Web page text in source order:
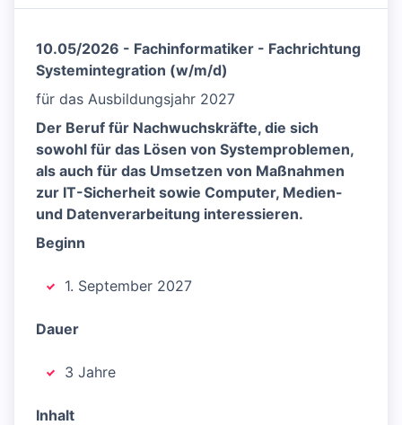
10.05/2026 - Fachinformatiker - Fachrichtung
Systemintegration (w/m/d)
für das Ausbildungsjahr 2027
Der Beruf für Nachwuchskräfte, die sich
sowohl für das Lösen von Systemproblemen,
als auch für das Umsetzen von Maßnahmen
zur IT-Sicherheit sowie Computer, Medien-
und Datenverarbeitung interessieren.
Beginn
1. September 2027
Dauer
3 Jahre
Inhalt